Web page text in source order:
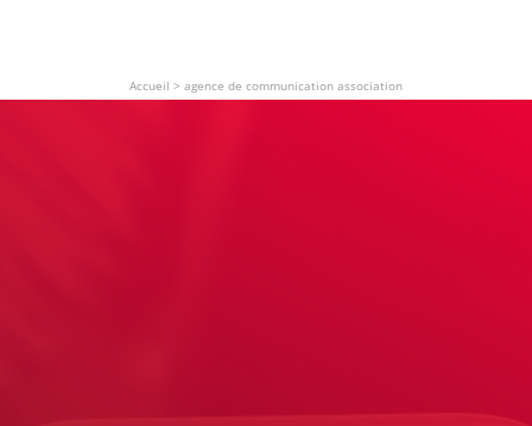
Accueil > agence de communication association